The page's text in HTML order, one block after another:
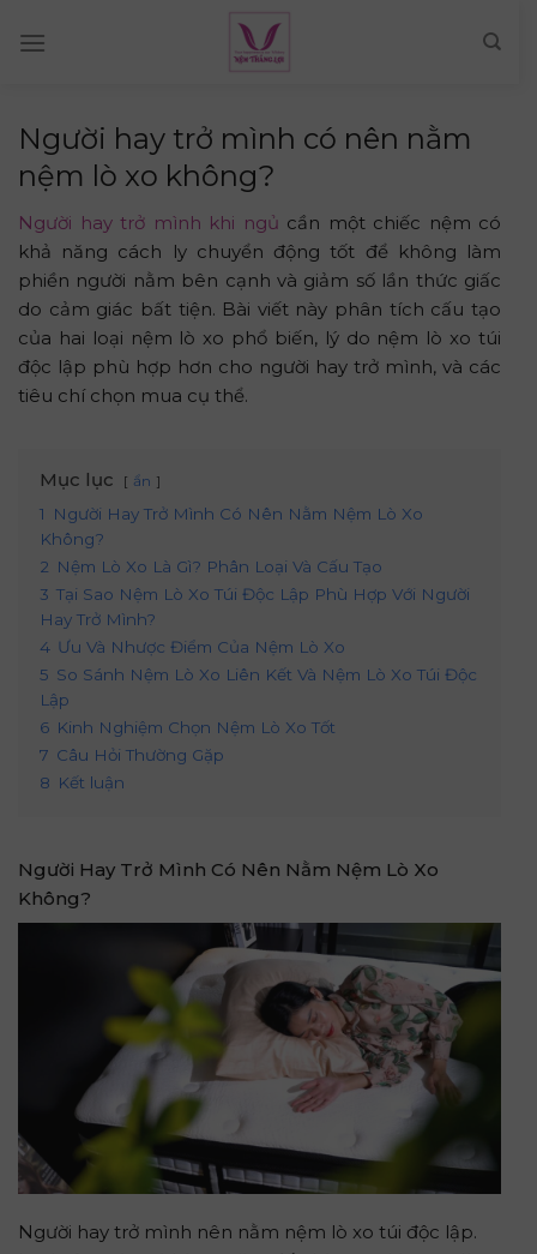
Người hay trở mình có nên nằm
nệm lò xo không?
Người hay trở mình khi ngủ cần một chiếc nệm có
khả năng cách ly chuyển động tốt để không làm
phiền người nằm bên cạnh và giảm số lần thức giấc
do cảm giác bất tiện. Bài viết này phân tích cấu tạo
của hai loại nệm lò xo phổ biến, lý do nệm lò xo túi
độc lập phù hợp hơn cho người hay trở mình, và các
tiêu chí chọn mua cụ thể.
Mục lục ẩn
1
Người Hay Trở Mình Có Nên Nằm Nệm Lò Xo
Không?
2 Nệm Lò Xo Là Gì? Phân Loại Và Cấu Tạo
3 Tại Sao Nệm Lò Xo Túi Độc Lập Phù Hợp Với Người
Hay Trở Mình?
4 Ưu Và Nhược Điểm Của Nệm Lò Xo
5 So Sánh Nệm Lò Xo Liên Kết Và Nệm Lò Xo Túi Độc
Lập
6 Kinh Nghiệm Chọn Nệm Lò Xo Tốt
7 Câu Hỏi Thường Gặp
8 Kết luận
Người Hay Trở Mình Có Nên Nằm Nệm Lò Xo
Không?
Người hay trở mình nên nằm nệm lò xo túi độc lập.